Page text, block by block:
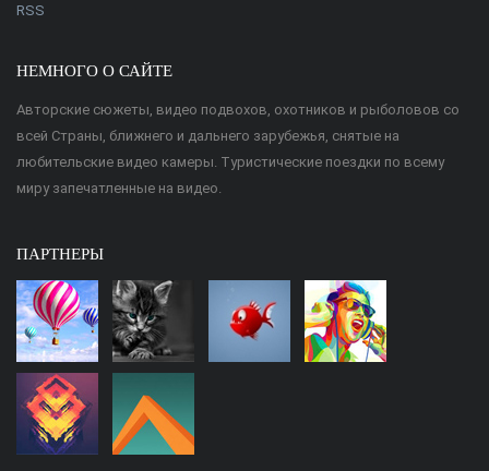
RSS
НЕМНОГО О САЙТЕ
Авторские сюжеты, видео подвохов, охотников и рыболовов со
всей Страны, ближнего и дальнего зарубежья, снятые на
любительские видео камеры. Туристические поездки по всему
миру запечатленные на видео.
ПАРТНЕРЫ